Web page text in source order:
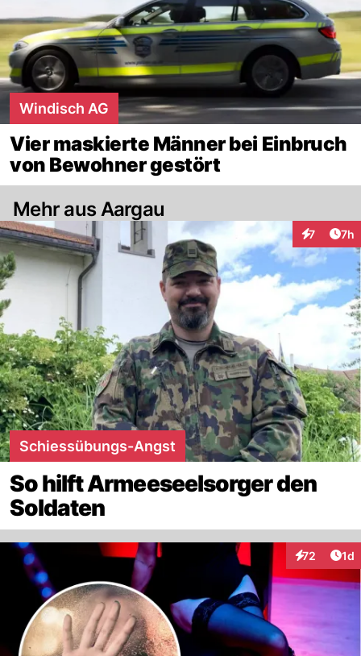
Windisch AG
Vier maskierte Männer bei Einbruch
von Bewohner gestört
Mehr aus Aargau
7 7h
Schiessübungs-Angst
So hilft Armeeseelsorger den
Soldaten
72 1d